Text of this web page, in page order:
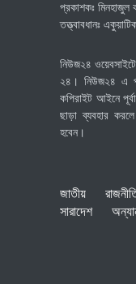
প্রকাশকঃ মিনহাজুল
তত্ত্বাবধানঃ
নিউজ২৪
২৪। নিউজ২৪ এ
কপিরাইট আইনে
ছাড়া ব্যবহার
হবেন।
জাতীয়
সারাদেশ